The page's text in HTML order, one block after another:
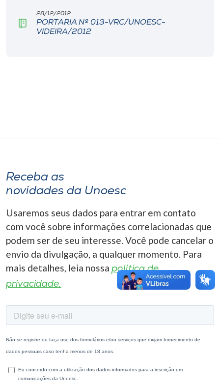
Store
o idioma
A-
28/12/2012
PORTARIA Nº 013-VRC/UNOESC-
VIDEIRA/2012
Receba as
novidades da Unoesc
Usaremos seus dados para entrar em contato
com você sobre informações correlacionadas que
podem ser de seu interesse. Você pode cancelar o
envio da divulgação, a qualquer momento. Para
mais detalhes, leia nossa política de
privacidade.